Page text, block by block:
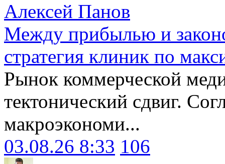
Алексей Панов
Между прибылью и
стратегия клиник по
Рынок коммерческой
тектонический сдвиг.
макроэкономи...
03.08.26 8:33 106